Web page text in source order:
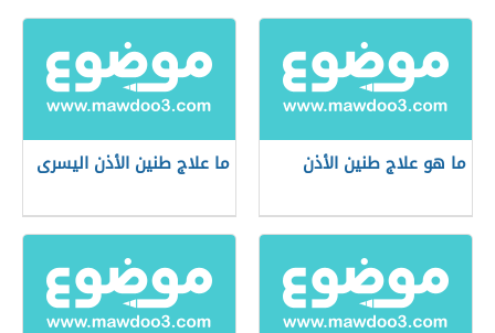
ما هو علاج طنين الأذن ما علاج طنين الأذن اليسرى